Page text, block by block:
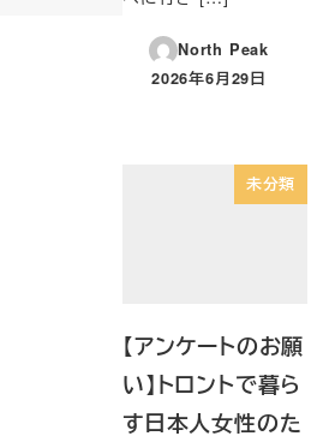
North Peak
投稿日
2026年6月29日
未分類
【アンケートのお願
い】トロントで暮ら
す日本人女性のた